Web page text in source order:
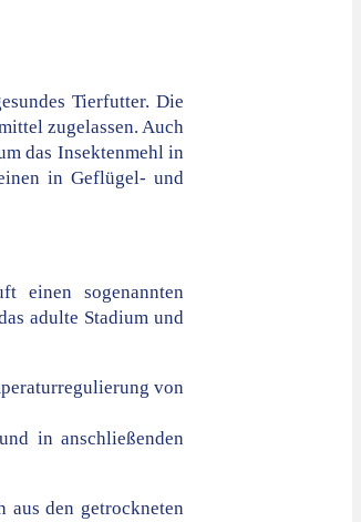
Tierfutter. Die
zugelassen. Auch
das Insektenmehl in
in Geflügel- und
einen sogenannten
adulte Stadium und
von
in anschließenden
den getrockneten